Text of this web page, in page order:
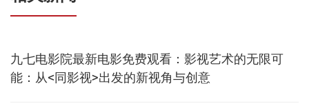
九七电影院最新电影免费观看：影视艺术的无限可
能：从<同影视>出发的新视角与创意